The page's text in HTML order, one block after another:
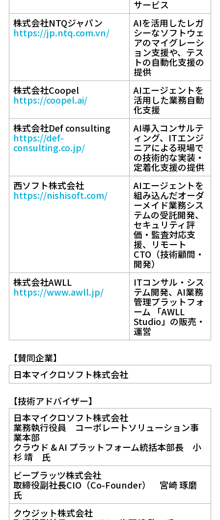
サービス
株式会社NTQジャパン
https://jp.ntq.com.vn/
AIを活用したレガ
シーなソフトウェ
アのマイグレーシ
ョン支援や、テス
トの自動化支援の
提供
株式会社Coopel
https://coopel.ai/
AIエージェントを
活用した業務自動
化支援
株式会社Def consulting
https://def-
consulting.co.jp/
AI導入コンサルテ
ィング、ITエンジ
ニアによる現場で
の技術的な実装・
定着化支援の提供
西ソフト株式会社
https://nishisoft.com/
AIエージェントを
組み込んだオーダ
ーメイド業務シス
テムの受託開発、
セキュリティ評
価・監査対応支
援、リモート
CTO（技術顧問・
開発）
株式会社AWLL
https://www.awll.jp/
ITコンサル・シス
テム開発、AI業務
管理プラットフォ
ーム 「AWLL
Studio」の販売・
運営
【賛同企業】
日本マイクロソフト株式会社
【技術アドバイザー】
日本マイクロソフト株式会社
業務執行役員 コーポレートソリューション事
業本部
クラウド & AI プラットフォーム統括本部長 小
杉 靖 氏
ビープラッツ株式会社
取締役副社長CIO（Co-Founder） 宮崎 琢磨
氏
クウジット株式会社